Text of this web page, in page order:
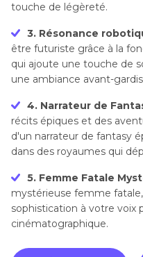
touche de légèreté.
3. Résonance
être futuriste grâce à la
qui ajoute une touche de
une ambiance avant-
4. Narrateur de
récits épiques et des
d'un narrateur de fantasy
dans des royaumes qui
5. Femme Fatale
mystérieuse femme
sophistication à votre voix
cinématographique.